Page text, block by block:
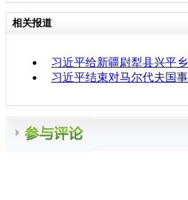
相关报道
习近平给新疆尉犁县兴平
习近平结束对马尔代夫国